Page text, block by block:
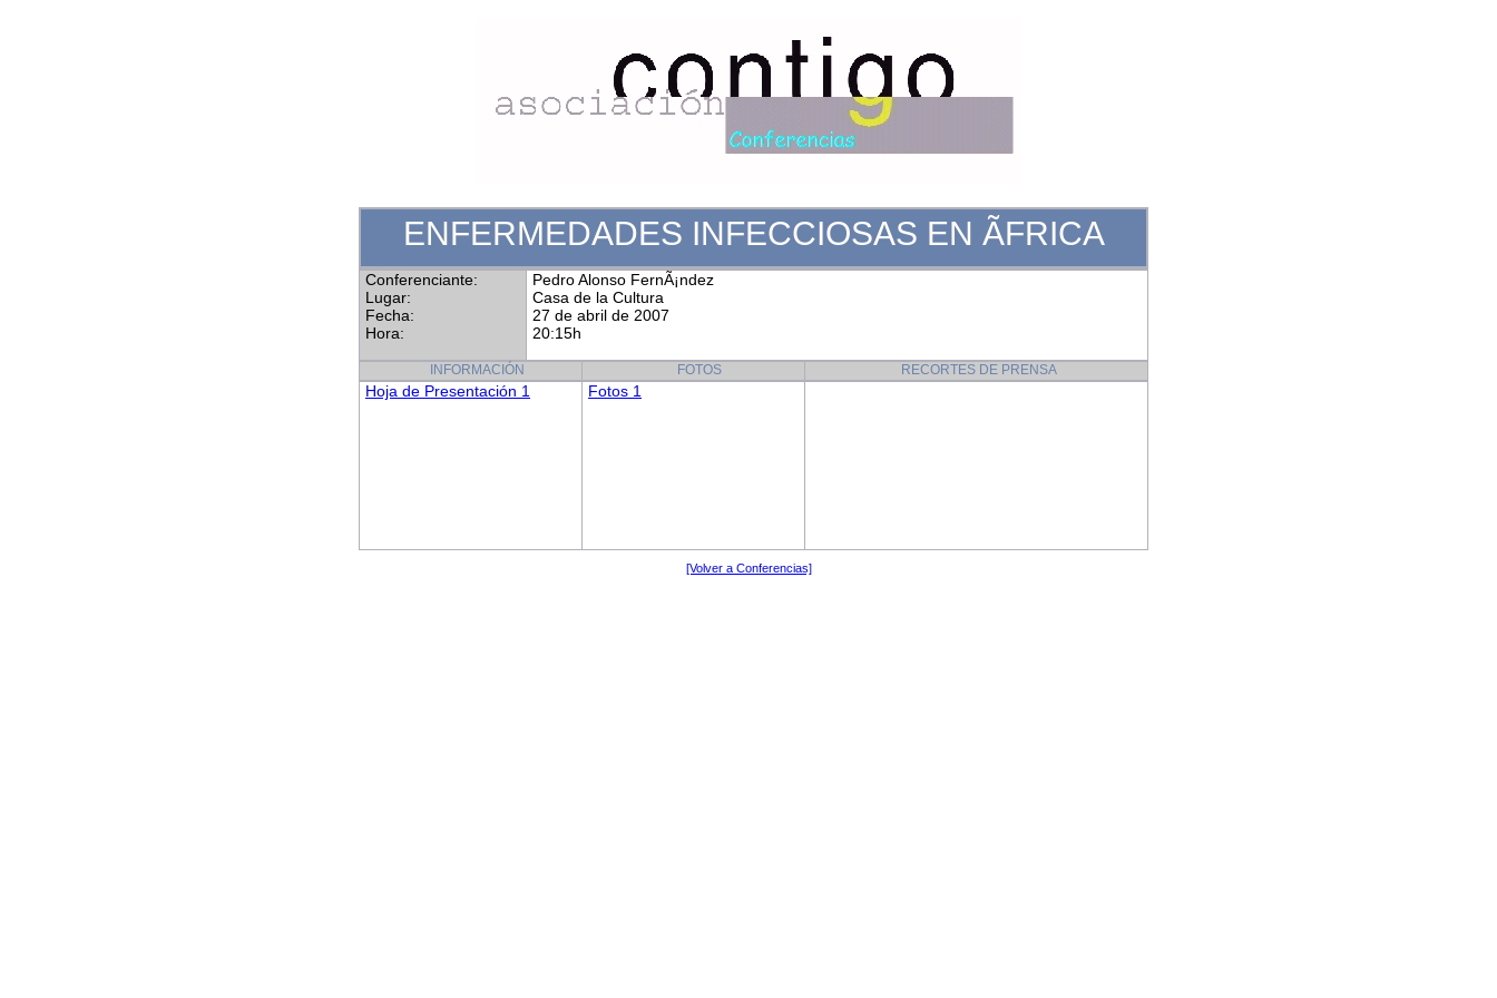
ENFERMEDADES INFECCIOSAS EN ÃFRICA
Conferenciante:
Lugar:
Fecha:
Hora:
Pedro Alonso FernÃ¡ndez
Casa de la Cultura
27 de abril de 2007
20:15h
INFORMACIÓN FOTOS RECORTES DE PRENSA
Hoja de Presentación 1 Fotos 1
[Volver a Conferencias]